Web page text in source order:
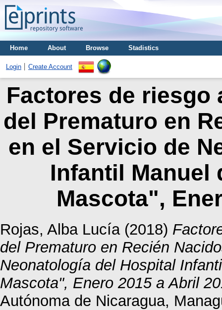
Home About Browse Stadistics
Login Create Account
Factores de riesgo
del Prematuro en
en el Servicio de
Infantil Manuel
Mascota",
Rojas, Alba Lucía(2018)
del Prematuro en Recién
Neonatología del Hospital
Mascota", Enero 2015 a Abril
Autónoma de Nicaragua,